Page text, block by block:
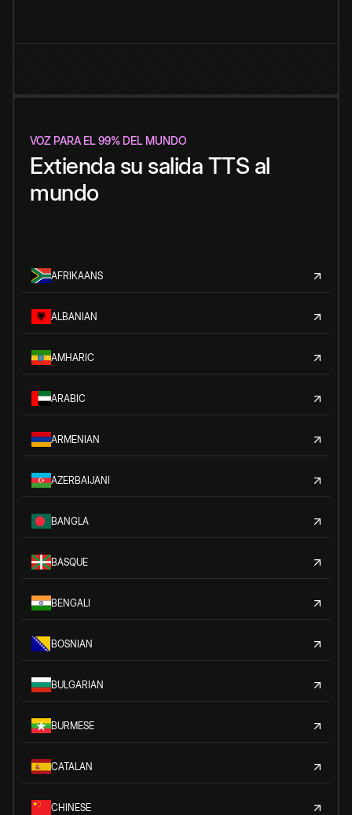
VOZ PARA EL 99% DEL MUNDO
Extienda su salida TTS al
mundo
AFRIKAANS
ALBANIAN
AMHARIC
ARABIC
ARMENIAN
AZERBAIJANI
BANGLA
BASQUE
BENGALI
BOSNIAN
BULGARIAN
BURMESE
CATALAN
CHINESE